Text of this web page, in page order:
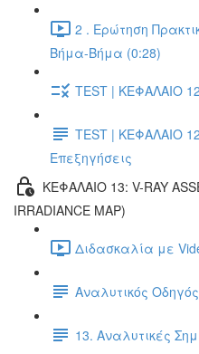
2 . Ερώτηση
Βήμα-Βήμα (0:28)
TEST | ΚΕΦΑΛΑΙΟ
TEST | ΚΕΦΑΛΑΙΟ
Επεξηγήσεις
ΚΕΦΑΛΑΙΟ 13: V-RAY
IRRADIANCE MAP)
Διδασκαλία με
Αναλυτικός
13. Αναλυτικές